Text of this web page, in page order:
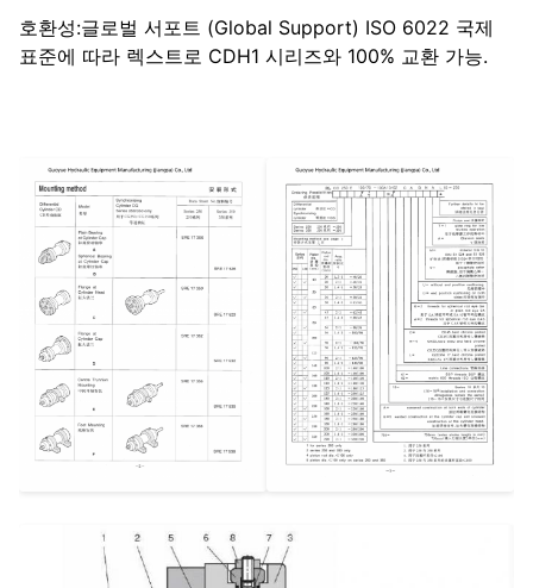
호환성:글로벌 서포트 (Global Support) ISO 6022 국제
표준에 따라 렉스트로 CDH1 시리즈와 100% 교환 가능.